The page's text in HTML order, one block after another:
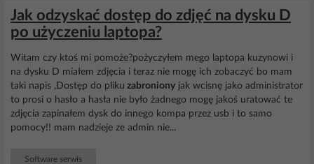
Jak odzyskać dostęp do zdjęć na dysku D
po użyczeniu laptopa?
Witam czy ktoś mi pomoże?pożyczyłem mego laptopa kuzynowi i
na dysku D miałem zdjęcia i teraz nie mogę ich zobaczyć bo mam
taki napis ,Dostęp do pliku zabroniony jak wcisnę jako administrator
to prosi o hasło a hasła nie było żadnego mogę jakoś uratować te
zdjęcia zapinałem dysk do innego kompa przez usb i to samo
pomocy!! mam nadzieje ze admin nie...
Software serwis